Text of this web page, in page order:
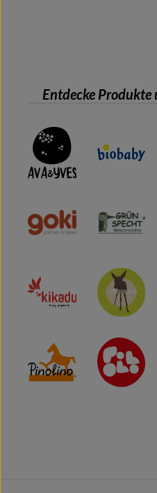
Entdecke Produkte